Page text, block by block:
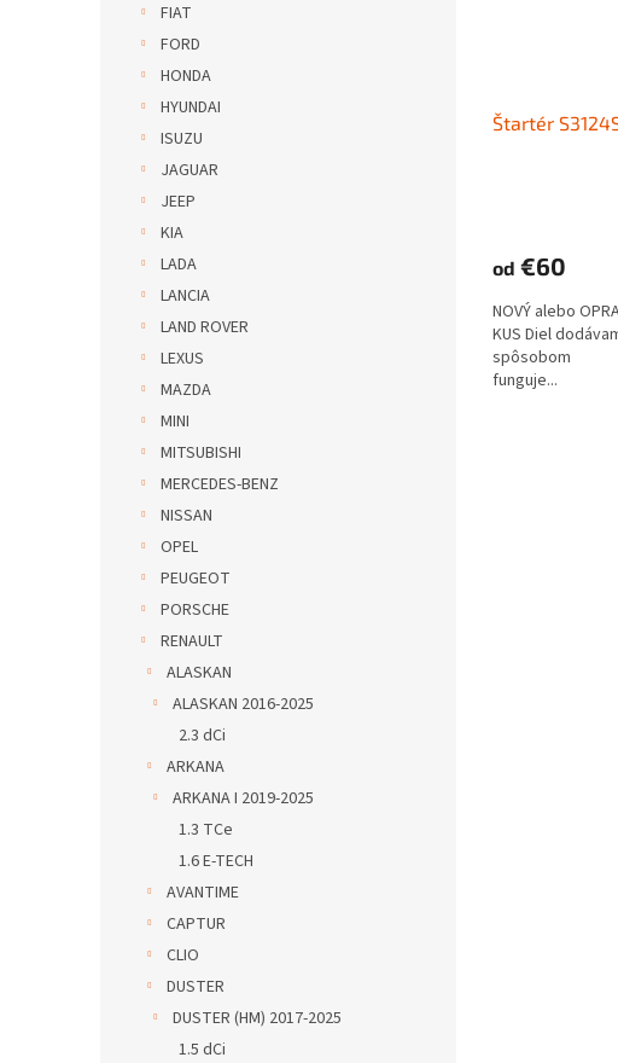
FIAT
FORD
HONDA
HYUNDAI
ISUZU
JAGUAR
JEEP
KIA
LADA
LANCIA
LAND ROVER
LEXUS
MAZDA
MINI
MITSUBISHI
MERCEDES-BENZ
NISSAN
OPEL
PEUGEOT
PORSCHE
RENAULT
ALASKAN
ALASKAN 2016-2025
2.3 dCi
ARKANA
ARKANA I 2019-2025
1.3 TCe
1.6 E-TECH
AVANTIME
CAPTUR
CLIO
DUSTER
DUSTER (HM) 2017-2025
1.5 dCi
Štartér
od €60
NOVÝ alebo
KUS Diel
spôsobom
funguje...